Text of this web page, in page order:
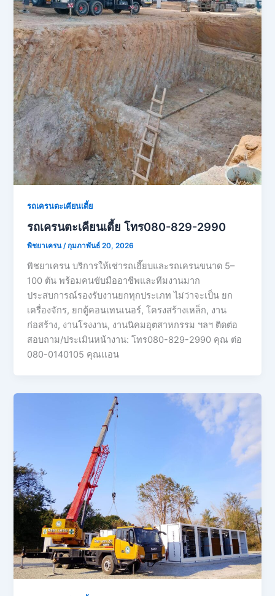
รถเครนตะเคียนเตี้ย
รถเครนตะเคียนเตี้ย โทร080-829-2990
พิชยาเครน/กุมภาพันธ์ 20, 2026
พิชยาเครน บริการให้เช่ารถเฮี๊ยบและรถเครนขนาด 5–
100 ตัน พร้อมคนขับมืออาชีพและทีมงานมาก
ประสบการณ์รองรับงานยกทุกประเภท ไม่ว่าจะเป็น ยก
เครื่องจักร, ยกตู้คอนเทนเนอร์, โครงสร้างเหล็ก, งาน
ก่อสร้าง, งานโรงงาน, งานนิคมอุตสาหกรรม ฯลฯ ติดต่อ
สอบถาม/ประเมินหน้างาน: โทร080-829-2990 คุณ ต่อ
080-0140105 คุณเเอน